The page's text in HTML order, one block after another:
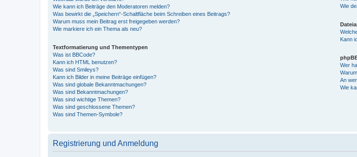
Wie kann ich Beiträge den Moderatoren melden?
Was bewirkt die „Speichern“-Schaltfläche beim Schreiben eines Beitrags?
Warum muss mein Beitrag erst freigegeben werden?
Wie markiere ich ein Thema als neu?
Textformatierung und Thementypen
Was ist BBCode?
Kann ich HTML benutzen?
Was sind Smileys?
Kann ich Bilder in meine Beiträge einfügen?
Was sind globale Bekanntmachungen?
Was sind Bekanntmachungen?
Was sind wichtige Themen?
Was sind geschlossene Themen?
Was sind Themen-Symbole?
Wie
Kann
Wer
An
Wie
Registrierung und Anmeldung